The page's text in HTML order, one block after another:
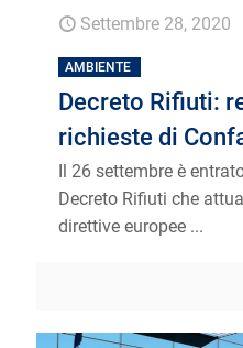
Settembre 28, 2020
AMBIENTE
Decreto Rifiuti:
richieste di
Il 26 settembre è
Decreto Rifiuti che
direttive europee ...